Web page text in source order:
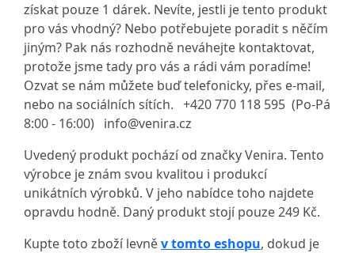
získat pouze 1 dárek. Nevíte, jestli je tento produkt
pro vás vhodný? Nebo potřebujete poradit s něčím
jiným? Pak nás rozhodně neváhejte kontaktovat,
protože jsme tady pro vás a rádi vám poradíme!
Ozvat se nám můžete buď telefonicky, přes e-mail,
nebo na sociálních sítích. +420 770 118 595 (Po-Pá
8:00 - 16:00) info@venira.cz
Uvedený produkt pochází od značky Venira. Tento
výrobce je znám svou kvalitou i produkcí
unikátních výrobků. V jeho nabídce toho najdete
opravdu hodně. Daný produkt stojí pouze 249 Kč.
Kupte toto zboží levněv tomto eshopu, dokud je